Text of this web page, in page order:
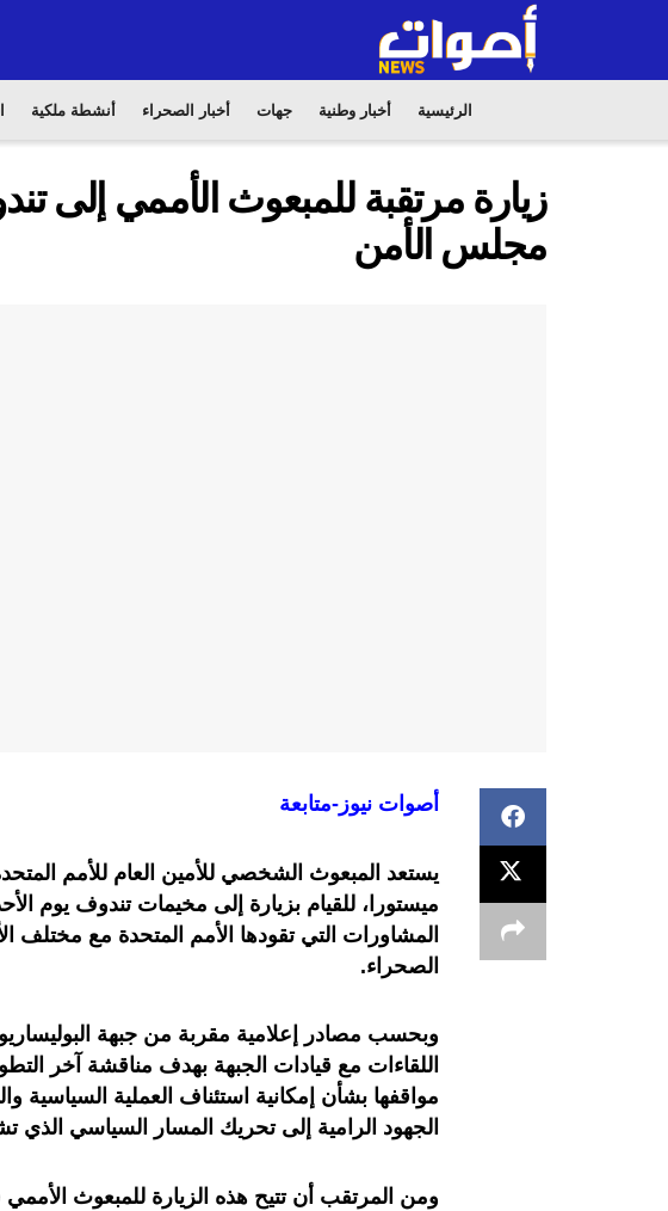
الرئيسية أخبار وطنية جهات أخبار الصحراء أنشطة ملكية
زيارة مرتقبة للمبعوث الأممي إلى
مجلس الأمن
أصوات نيوز-متابعة
يستعد المبعوث الشخصي للأمين العام للأمم
ميستورا، للقيام بزيارة إلى مخيمات تندوف يوم
المشاورات التي تقودها الأمم المتحدة مع مختلف
الصحراء.
وبحسب مصادر إعلامية مقربة من جبهة
اللقاءات مع قيادات الجبهة بهدف مناقشة آخر
مواقفها بشأن إمكانية استئناف العملية السياسية
الجهود الرامية إلى تحريك المسار السياسي الذي
ومن المرتقب أن تتيح هذه الزيارة للمبعوث